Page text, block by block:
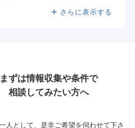
さらに表示する
まずは情報収集や条件で
相談してみたい方へ
人として、是非ご希望を伺わせて下さ